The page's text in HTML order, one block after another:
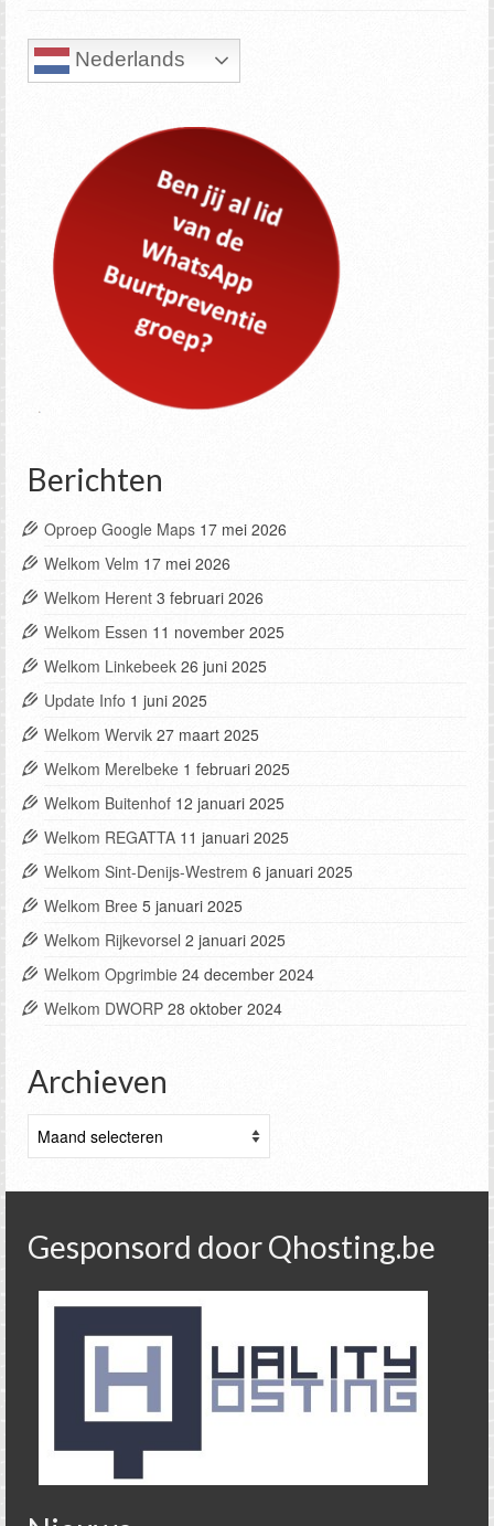
Nederlands
Berichten
Oproep Google Maps 17 mei 2026
Welkom Velm 17 mei 2026
Welkom Herent 3 februari 2026
Welkom Essen 11 november 2025
Welkom Linkebeek 26 juni 2025
Update Info 1 juni 2025
Welkom Wervik 27 maart 2025
Welkom Merelbeke 1 februari 2025
Welkom Buitenhof 12 januari 2025
Welkom REGATTA 11 januari 2025
Welkom Sint-Denijs-Westrem 6 januari 2025
Welkom Bree 5 januari 2025
Welkom Rijkevorsel 2 januari 2025
Welkom Opgrimbie 24 december 2024
Welkom DWORP 28 oktober 2024
Archieven
Gesponsord door Qhosting.be